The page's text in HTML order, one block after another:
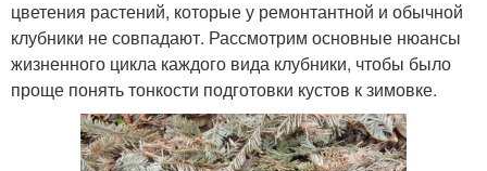
цветения растений, которые у ремонтантной и обычной
клубники не совпадают. Рассмотрим основные нюансы
жизненного цикла каждого вида клубники, чтобы было
проще понять тонкости подготовки кустов к зимовке.